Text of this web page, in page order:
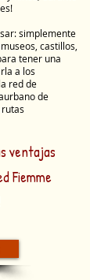
simplemente
castillos,
tener una
a los
red de
de
ventajas
Fiemme